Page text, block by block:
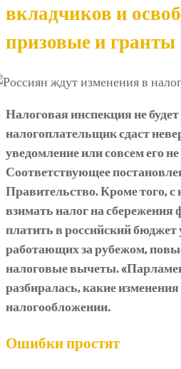
вкладчиков и
призовые и гранты
Налоговая инспекция не
налогоплательщик сдаст
уведомление или совсем его
Соответствующее
Правительство. Кроме того, с
взимать налог на сбережения
платить в российский
работающих за рубежом,
налоговые вычеты.
разбиралась, какие
налогообложении.
Ошибки простят